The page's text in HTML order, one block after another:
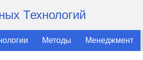
Технологий
Методы Менеджмент